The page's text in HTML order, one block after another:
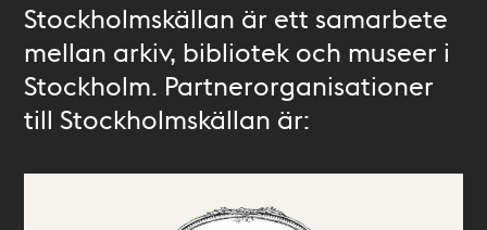
Stockholmskällan är ett samarbete
mellan arkiv, bibliotek och museer i
Stockholm. Partnerorganisationer
till Stockholmskällan är: